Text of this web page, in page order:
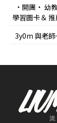
•開團• 幼
學習圖卡＆
3y0m 與老師